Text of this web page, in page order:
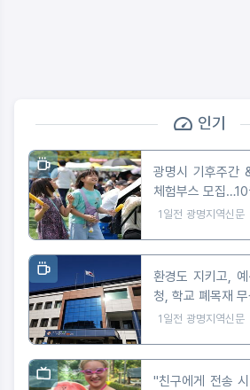
인기
광명시 기후주간
체험부스 모집
1일전 광명지역신문
환경도 지키고,
청, 학교 폐목재
1일전 광명지역신문
"친구에게 전송